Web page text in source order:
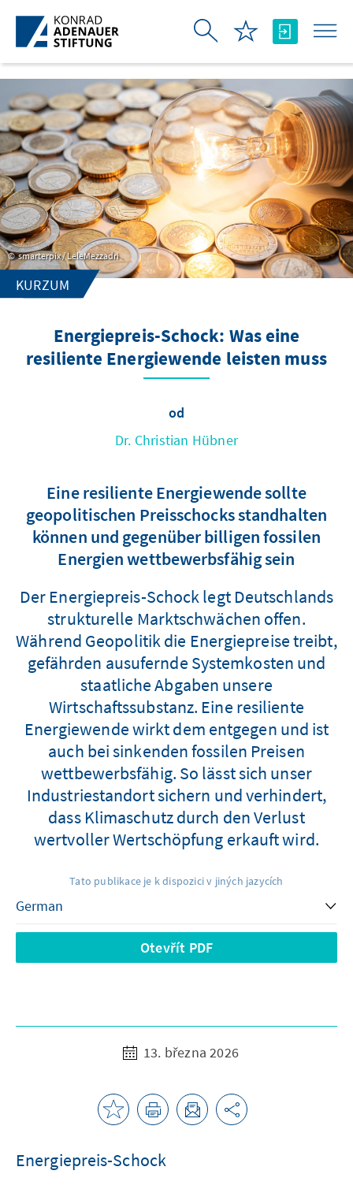
Skip to Main Content
smarterpix / LeleMezzadri
KURZUM
Energiepreis-Schock: Was eine
resiliente Energiewende leisten muss
od
Dr. Christian Hübner
Eine resiliente Energiewende sollte
geopolitischen Preisschocks standhalten
können und gegenüber billigen fossilen
Energien wettbewerbsfähig sein
Der Energiepreis-Schock legt Deutschlands
strukturelle Marktschwächen offen.
Während Geopolitik die Energiepreise treibt,
gefährden ausufernde Systemkosten und
staatliche Abgaben unsere
Wirtschaftssubstanz. Eine resiliente
Energiewende wirkt dem entgegen und ist
auch bei sinkenden fossilen Preisen
wettbewerbsfähig. So lässt sich unser
Industriestandort sichern und verhindert,
dass Klimaschutz durch den Verlust
wertvoller Wertschöpfung erkauft wird.
Tato publikace je k dispozici v jiných jazycích
Otevřít PDF
13. března 2026
Energiepreis-Schock